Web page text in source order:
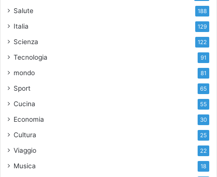
Salute 188
Italia 129
Scienza 122
Tecnologia 91
mondo 81
Sport 65
Cucina 55
Economia 30
Cultura 25
Viaggio 22
Musica 18